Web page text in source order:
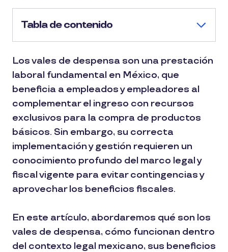
Tabla de contenido
Los vales de despensa son una prestación
laboral fundamental en México, que
beneficia a empleados y empleadores al
complementar el ingreso con recursos
exclusivos para la compra de productos
básicos. Sin embargo, su correcta
implementación y gestión requieren un
conocimiento profundo del marco legal y
fiscal vigente para evitar contingencias y
aprovechar los beneficios fiscales.
En este artículo, abordaremos qué son los
vales de despensa, cómo funcionan dentro
del contexto legal mexicano, sus beneficios